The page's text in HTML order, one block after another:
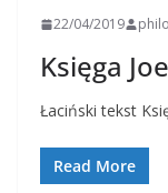
22/04/2019
Księga
Łaciński tekst
Read More